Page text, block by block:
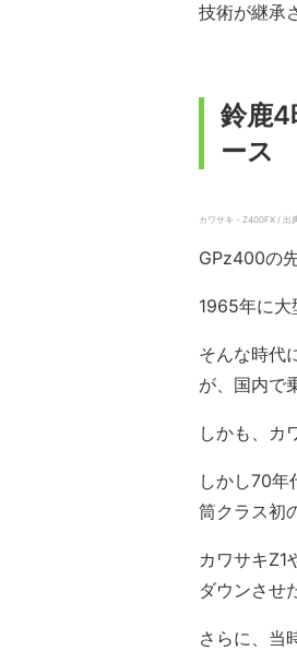
技術が継承
鈴鹿4
ース
カワサキ・Z400FX /
GPz400の
1965年に大
そんな時代
が、国内で
しかも、カ
しかし70
筒クラス初
カワサキZ1
ダウンさせ
さらに、当